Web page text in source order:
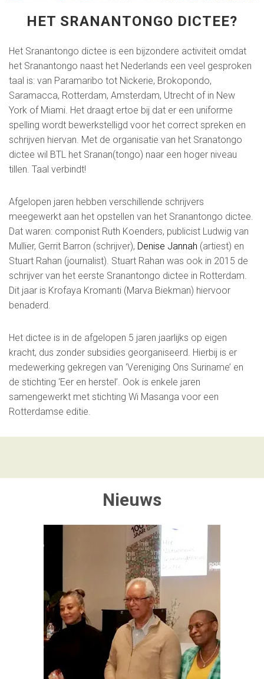
HET SRANANTONGO DICTEE?
Het Sranantongo dictee is een bijzondere activiteit omdat
het Sranantongo naast het Nederlands een veel gesproken
taal is: van Paramaribo tot Nickerie, Brokopondo,
Saramacca, Rotterdam, Amsterdam, Utrecht of in New
York of Miami. Het draagt ertoe bij dat er een uniforme
spelling wordt bewerkstelligd voor het correct spreken en
schrijven hiervan. Met de organisatie van het Sranatongo
dictee wil BTL het Sranan(tongo) naar een hoger niveau
tillen. Taal verbindt!
Afgelopen jaren hebben verschillende schrijvers
meegewerkt aan het opstellen van het Sranantongo dictee.
Dat waren: componist Ruth Koenders, publicist Ludwig van
Mullier, Gerrit Barron (schrijver), Denise Jannah (artiest) en
Stuart Rahan (journalist). Stuart Rahan was ook in 2015 de
schrijver van het eerste Sranantongo dictee in Rotterdam.
Dit jaar is Krofaya Kromanti (Marva Biekman) hiervoor
benaderd.
Het dictee is in de afgelopen 5 jaren jaarlijks op eigen
kracht, dus zonder subsidies georganiseerd. Hierbij is er
medewerking gekregen van ‘Vereniging Ons Suriname’ en
de stichting ‘Eer en herstel’. Ook is enkele jaren
samengewerkt met stichting Wi Masanga voor een
Rotterdamse editie.
Nieuws